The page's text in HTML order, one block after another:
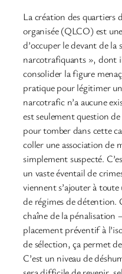
La création des
organisée (QLCO) est
d’occuper le devant de la
narcotrafiquants », dont
consolider la figure
pratique pour légitimer
narcotrafic n’a aucune
est seulement question
pour tomber dans cette
coller une association de
simplement suspecté.
un vaste éventail de
viennent s’ajouter à
de régimes de détention.
chaîne de la
placement préventif à
de sélection, ça permet
C’est un niveau de